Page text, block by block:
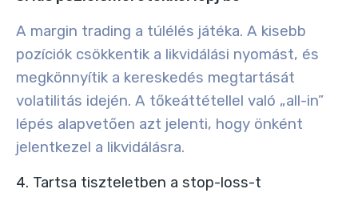
A margin trading a túlélés játéka. A kisebb
pozíciók csökkentik a likvidálási nyomást, és
megkönnyítik a kereskedés megtartását
volatilitás idején. A tőkeáttétellel való „all-in”
lépés alapvetően azt jelenti, hogy önként
jelentkezel a likvidálásra.
4. Tartsa tiszteletben a stop-loss-t